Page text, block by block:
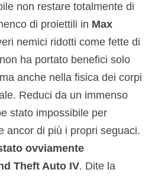
non restare totalmente di
di proiettili in Max
nemici ridotti come fette di
ha portato benefici solo
anche nella fisica dei corpi
Reduci da un immenso
stato impossibile per
ancor di più i propri seguaci.
ovviamente
Theft Auto IV. Dite la